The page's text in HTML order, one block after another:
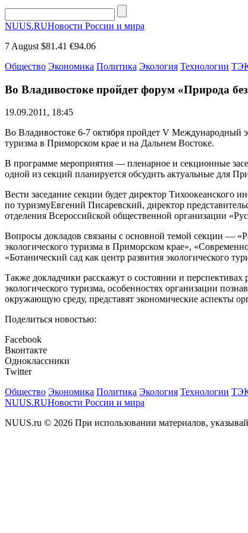
NUUS.RUНовости России и мира
7 August $81.41 €94.06
Общество Экономика Политика Экология Технологии
Во Владивостоке пройдет форум «Природа
19.09.2011, 18:45
Во Владивостоке 6-7 октября пройдет V Международный
туризма в Приморском крае и на Дальнем Востоке.
В программе мероприятия — пленарное и секционные
одной из секций планируется обсудить актуальные для
Вести заседание секции будет директор
по туризмуЕвгений Писаревский, директор
отделения Всероссийской общественной организации
Вопросы докладов связаны с основной темой секции —
экологического туризма в Приморском крае»,
«Ботанический сад как центр развития экологического
Также докладчики расскажут о состоянии и перспективах
экологического туризма, особенностях организации
окружающую среду, представят экономические аспекты
Поделиться новостью:
Facebook
Вконтакте
Одноклассники
Twitter
Общество Экономика Политика Экология Технологии
NUUS.RUНовости России и мира
NUUS.ru © 2026 При использовании материалов,